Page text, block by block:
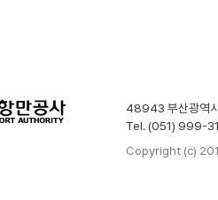
48943 부산광역
Tel. (051) 999-
Copyright (c)